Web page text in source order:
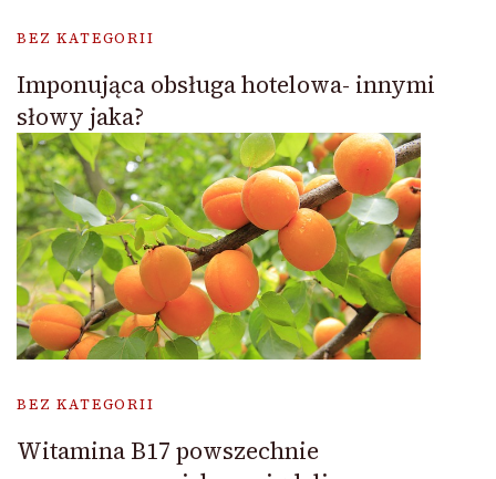
BEZ KATEGORII
Imponująca obsługa hotelowa- innymi
słowy jaka?
BEZ KATEGORII
Witamina B17 powszechnie